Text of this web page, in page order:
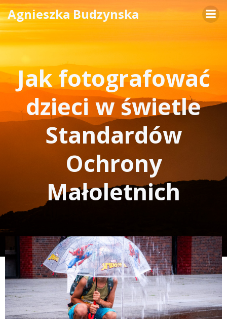
to
Agnieszka Budzynska
Jak fotografować
dzieci w świetle
Standardów
Ochrony
Małoletnich